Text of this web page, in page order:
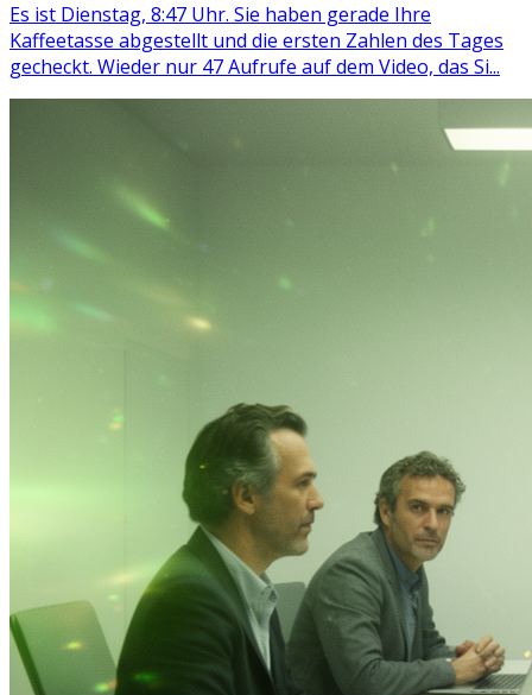
Es ist Dienstag, 8:47 Uhr. Sie haben gerade Ihre
Kaffeetasse abgestellt und die ersten Zahlen des Tages
gecheckt. Wieder nur 47 Aufrufe auf dem Video, das Si...